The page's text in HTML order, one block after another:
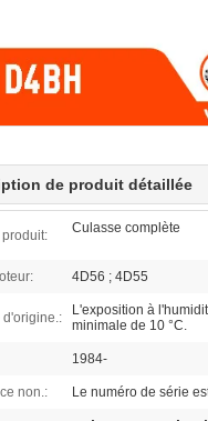
de produit détaillée
produit: Culasse complète
4D56 ; 4D55
d'origine.:
L'exposition à
minimale de 10 °C.
1984-
non.: Le numéro de série